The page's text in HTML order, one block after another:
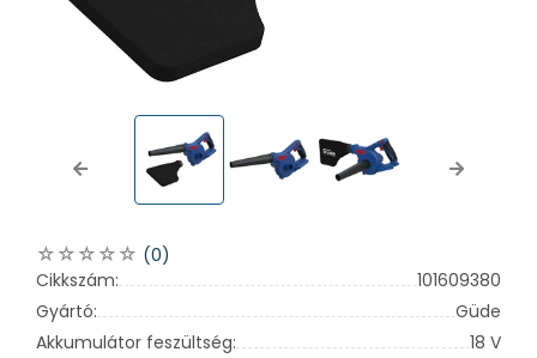
Previous Next
(0)
Cikkszám:
101609380
Gyártó:
Güde
Akkumulátor feszültség:
18 V